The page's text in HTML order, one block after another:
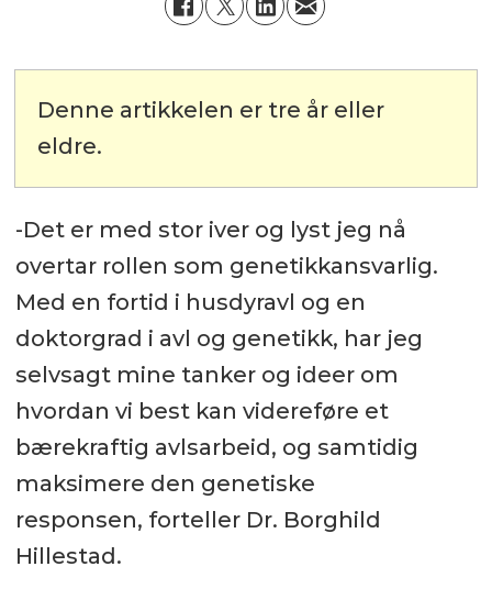
Denne artikkelen er tre år eller
eldre.
-Det er med stor iver og lyst jeg nå
overtar rollen som genetikkansvarlig.
Med en fortid i husdyravl og en
doktorgrad i avl og genetikk, har jeg
selvsagt mine tanker og ideer om
hvordan vi best kan videreføre et
bærekraftig avlsarbeid, og samtidig
maksimere den genetiske
responsen, forteller Dr. Borghild
Hillestad.